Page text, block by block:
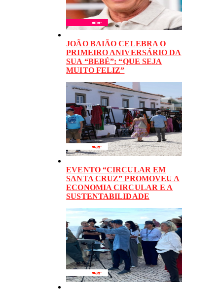
JOÃO BAIÃO CELEBRA O
PRIMEIRO ANIVERSÁRIO DA
SUA “BEBÉ”: “QUE SEJA
MUITO FELIZ”
EVENTO “CIRCULAR EM
SANTA CRUZ” PROMOVEU A
ECONOMIA CIRCULAR E A
SUSTENTABILIDADE